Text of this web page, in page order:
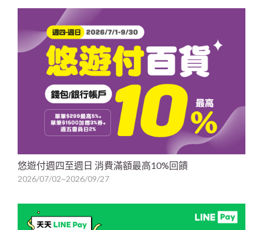
悠遊付週四至週日 消費滿額最高10%回饋
2026/07/02~2026/09/27